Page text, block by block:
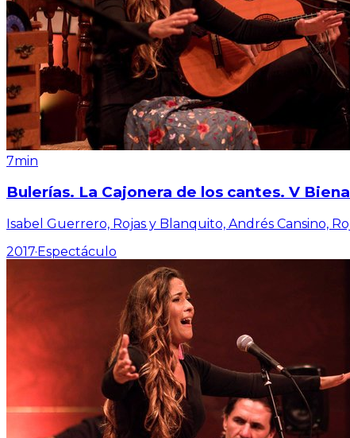
7min
Bulerías. La Cajonera de los cantes. V
Isabel Guerrero, Rojas y Blanquito, Andrés Cansino,
2017· Espectáculo